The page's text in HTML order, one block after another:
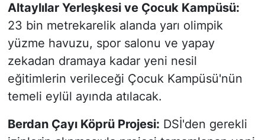
Altaylılar Yerleşkesi ve Çocuk Kampüsü:
23 bin metrekarelik alanda yarı olimpik
yüzme havuzu, spor salonu ve yapay
zekadan dramaya kadar yeni nesil
eğitimlerin verileceği Çocuk Kampüsü'nün
temeli eylül ayında atılacak.
Berdan Çayı Köprü Projesi: DSİ'den gerekli